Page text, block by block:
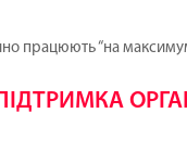
працюють “на